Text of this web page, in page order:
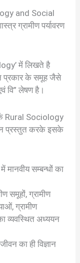
and Social
ग्रामीण पर्यावरण
में लिखते है
प्रकार के समूह जैसे
वि” लेषण है।
Rural Sociology
न प्रस्तुत करके इसके
मानवीय सम्बन्धों का
समूहों, ग्रामीण
ग्रामीण
व्यवस्थित अध्ययन
का ही विज्ञान